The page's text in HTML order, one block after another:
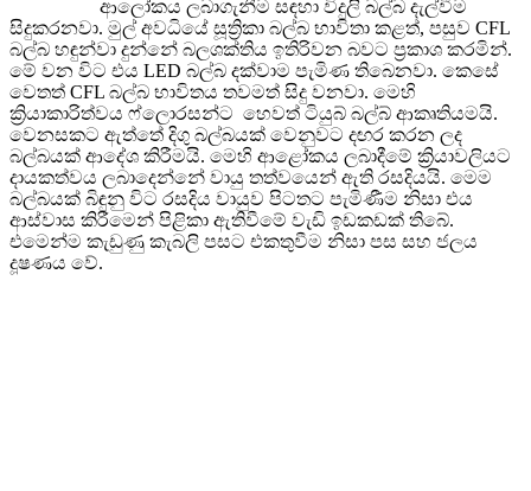
ආලෝකය ලබාගැනීම සඳහා විදුලි බල්බ දැල්වීම
සිදුකරනවා. මුල් අවධියේ සූත්‍රිකා බල්බ භාවිතා කළත්, පසුව CFL
බල්බ හඳුන්වා දුන්නේ බලශක්තිය ඉතිරිවන බවට ප්‍රකාශ කරමින්.
මේ වන විට එය LED බල්බ දක්වාම පැමිණ තිබෙනවා. කෙසේ
වෙතත් CFL බල්බ භාවිතය තවමත් සිදු වනවා. මෙහි
ක්‍රියාකාරිත්වය ෆ්ලොරසන්ට හෙවත් ටියුබ් බල්බ් ආකෘතියමයි.
වෙනසකට ඇත්තේ දිගු බල්බයක් වෙනුවට දඟර කරන ලද
බල්බයක් ආදේශ කිරීමයි. මෙහි ආළෝකය ලබාදීමේ ක්‍රියාවලියට
දායකත්වය ලබාදෙන්නේ වායු තත්වයෙන් ඇති රසදියයි. මෙම
බල්බයක් බිඳුනු විට රසදිය වායුව පිටතට පැමිණීම නිසා එය
ආස්වාස කිරීමෙන් පිළිකා ඇතිවීමේ වැඩි ඉඩකඩක් තිබේ.
එමෙන්ම කැඩුණු කැබලි පසට එකතුවීම නිසා පස සහ ජලය
දූෂණය වේ.